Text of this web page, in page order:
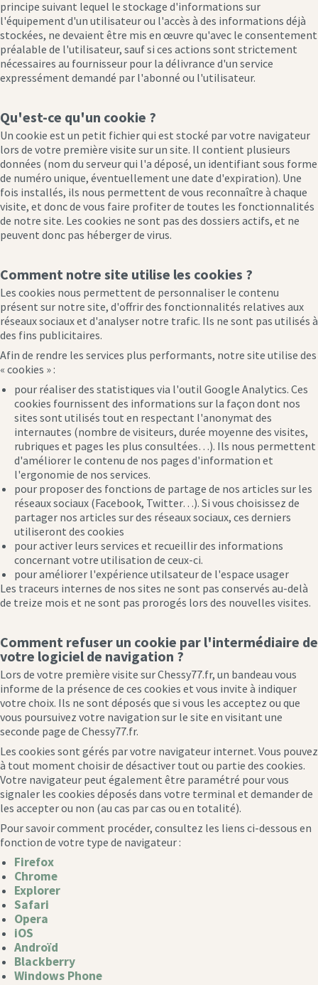
principe suivant lequel le stockage d'informations sur
l'équipement d'un utilisateur ou l'accès à des informations déjà
stockées, ne devaient être mis en œuvre qu'avec le consentement
préalable de l'utilisateur, sauf si ces actions sont strictement
nécessaires au fournisseur pour la délivrance d'un service
expressément demandé par l'abonné ou l'utilisateur.
Qu'est-ce qu'un cookie ?
Un cookie est un petit fichier qui est stocké par votre navigateur
lors de votre première visite sur un site. Il contient plusieurs
données (nom du serveur qui l'a déposé, un identifiant sous forme
de numéro unique, éventuellement une date d'expiration). Une
fois installés, ils nous permettent de vous reconnaître à chaque
visite, et donc de vous faire profiter de toutes les fonctionnalités
de notre site. Les cookies ne sont pas des dossiers actifs, et ne
peuvent donc pas héberger de virus.
Comment notre site utilise les cookies ?
Les cookies nous permettent de personnaliser le contenu
présent sur notre site, d'offrir des fonctionnalités relatives aux
réseaux sociaux et d'analyser notre trafic. Ils ne sont pas utilisés à
des fins publicitaires.
Afin de rendre les services plus performants, notre site utilise des
« cookies » :
pour réaliser des statistiques via l'outil Google Analytics. Ces
cookies fournissent des informations sur la façon dont nos
sites sont utilisés tout en respectant l'anonymat des
internautes (nombre de visiteurs, durée moyenne des visites,
rubriques et pages les plus consultées…). Ils nous permettent
d'améliorer le contenu de nos pages d'information et
l'ergonomie de nos services.
pour proposer des fonctions de partage de nos articles sur les
réseaux sociaux (Facebook, Twitter…). Si vous choisissez de
partager nos articles sur des réseaux sociaux, ces derniers
utiliseront des cookies
pour activer leurs services et recueillir des informations
concernant votre utilisation de ceux-ci.
pour améliorer l'expérience utilsateur de l'espace usager
Les traceurs internes de nos sites ne sont pas conservés au-delà
de treize mois et ne sont pas prorogés lors des nouvelles visites.
Comment refuser un cookie par l'intermédiaire de
votre logiciel de navigation ?
Lors de votre première visite sur Chessy77.fr, un bandeau vous
informe de la présence de ces cookies et vous invite à indiquer
votre choix. Ils ne sont déposés que si vous les acceptez ou que
vous poursuivez votre navigation sur le site en visitant une
seconde page de Chessy77.fr.
Les cookies sont gérés par votre navigateur internet. Vous pouvez
à tout moment choisir de désactiver tout ou partie des cookies.
Votre navigateur peut également être paramétré pour vous
signaler les cookies déposés dans votre terminal et demander de
les accepter ou non (au cas par cas ou en totalité).
Pour savoir comment procéder, consultez les liens ci-dessous en
fonction de votre type de navigateur :
Firefox
Chrome
Explorer
Safari
Opera
iOS
Androïd
Blackberry
Windows Phone